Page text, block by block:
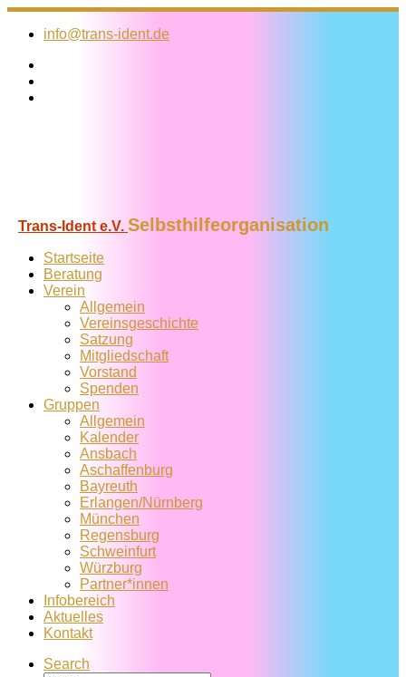
Zum
Inhalt
info@trans-ident.de
Trans-Ident e.V. Selbsthilfeorganisation
Startseite
Beratung
Verein
Allgemein
Vereins­geschichte
Satzung
Mitglied­schaft
Vorstand
Spenden
Gruppen
Allgemein
Kalender
Ansbach
Aschaffenburg
Bayreuth
Erlangen/Nürnberg
München
Regensburg
Schweinfurt
Würzburg
Partner*innen
Infobereich
Aktuelles
Kontakt
Search